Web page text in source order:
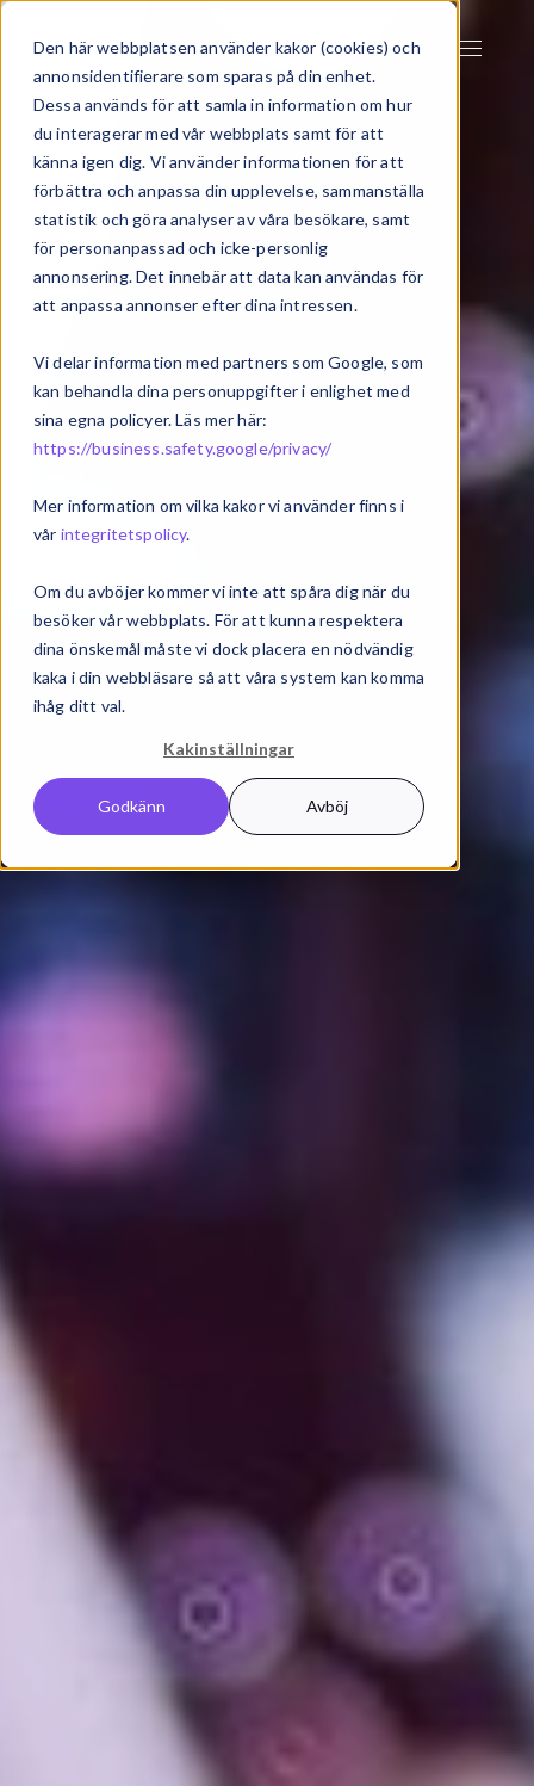
Den här webbplatsen använder kakor (cookies) och
annonsidentifierare som sparas på din enhet.
Dessa används för att samla in information om hur
du interagerar med vår webbplats samt för att
känna igen dig. Vi använder informationen för att
förbättra och anpassa din upplevelse, sammanställa
statistik och göra analyser av våra besökare, samt
för personanpassad och icke-personlig
annonsering. Det innebär att data kan användas för
att anpassa annonser efter dina intressen.
Vi delar information med partners som Google, som
kan behandla dina personuppgifter i enlighet med
sina egna policyer. Läs mer här:
https://business.safety.google/privacy/
Mer information om vilka kakor vi använder finns i
vår integritetspolicy.
Om du avböjer kommer vi inte att spåra dig när du
besöker vår webbplats. För att kunna respektera
dina önskemål måste vi dock placera en nödvändig
kaka i din webbläsare så att våra system kan komma
ihåg ditt val.
Kakinställningar
Godkänn Avböj